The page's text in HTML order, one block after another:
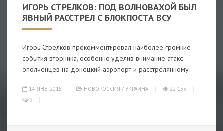
ИГОРЬ СТРЕЛКОВ: ПОД ВОЛНОВАХОЙ БЫЛ
ЯВНЫЙ РАССТРЕЛ С БЛОКПОСТА ВСУ
Игорь Стрелков прокомментировал наиболее громкие
события вторника, особенно уделив внимание атаке
ополченцев на донецкий аэропорт и расстрелянному
14-ЯНВ-2015 НОВОРОССИЯ / УКРАИНА
22 133
9